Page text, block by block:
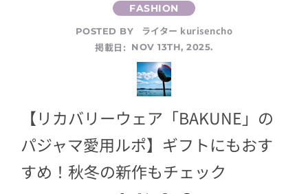
POSTED BY
ライター kurisencho
掲載日:
NOV 13TH, 2025.
【リカバリーウェア「BAKUNE」の
パジャマ愛用ルポ】ギフトにもおす
すめ！秋冬の新作もチェック